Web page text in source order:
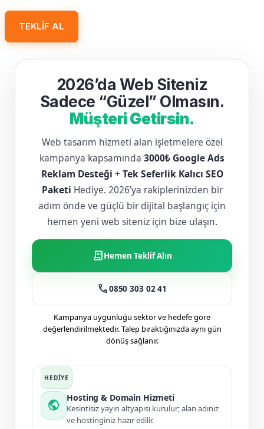
TEKLIF AL
2026’da Web Siteniz
Sadece “Güzel” Olmasın.
Müşteri Getirsin.
Web tasarım hizmeti alan işletmelere özel
kampanya kapsamında 3000₺ Google Ads
Reklam Desteği + Tek Seferlik Kalıcı SEO
Paketi Hediye. 2026’ya rakiplerinizden bir
adım önde ve güçlü bir dijital başlangıç için
hemen yeni web siteniz için bize ulaşın.
receipt_longHemen Teklif Alın
call0850 303 02 41
Kampanya uygunluğu sektör ve hedefe göre
değerlendirilmektedir. Talep bıraktığınızda aynı gün
dönüş sağlanır.
public
Hosting & Domain Hizmeti
Kesintisiz yayın altyapısı kurulur; alan adınız
ve hostinginiz hazır edilir.